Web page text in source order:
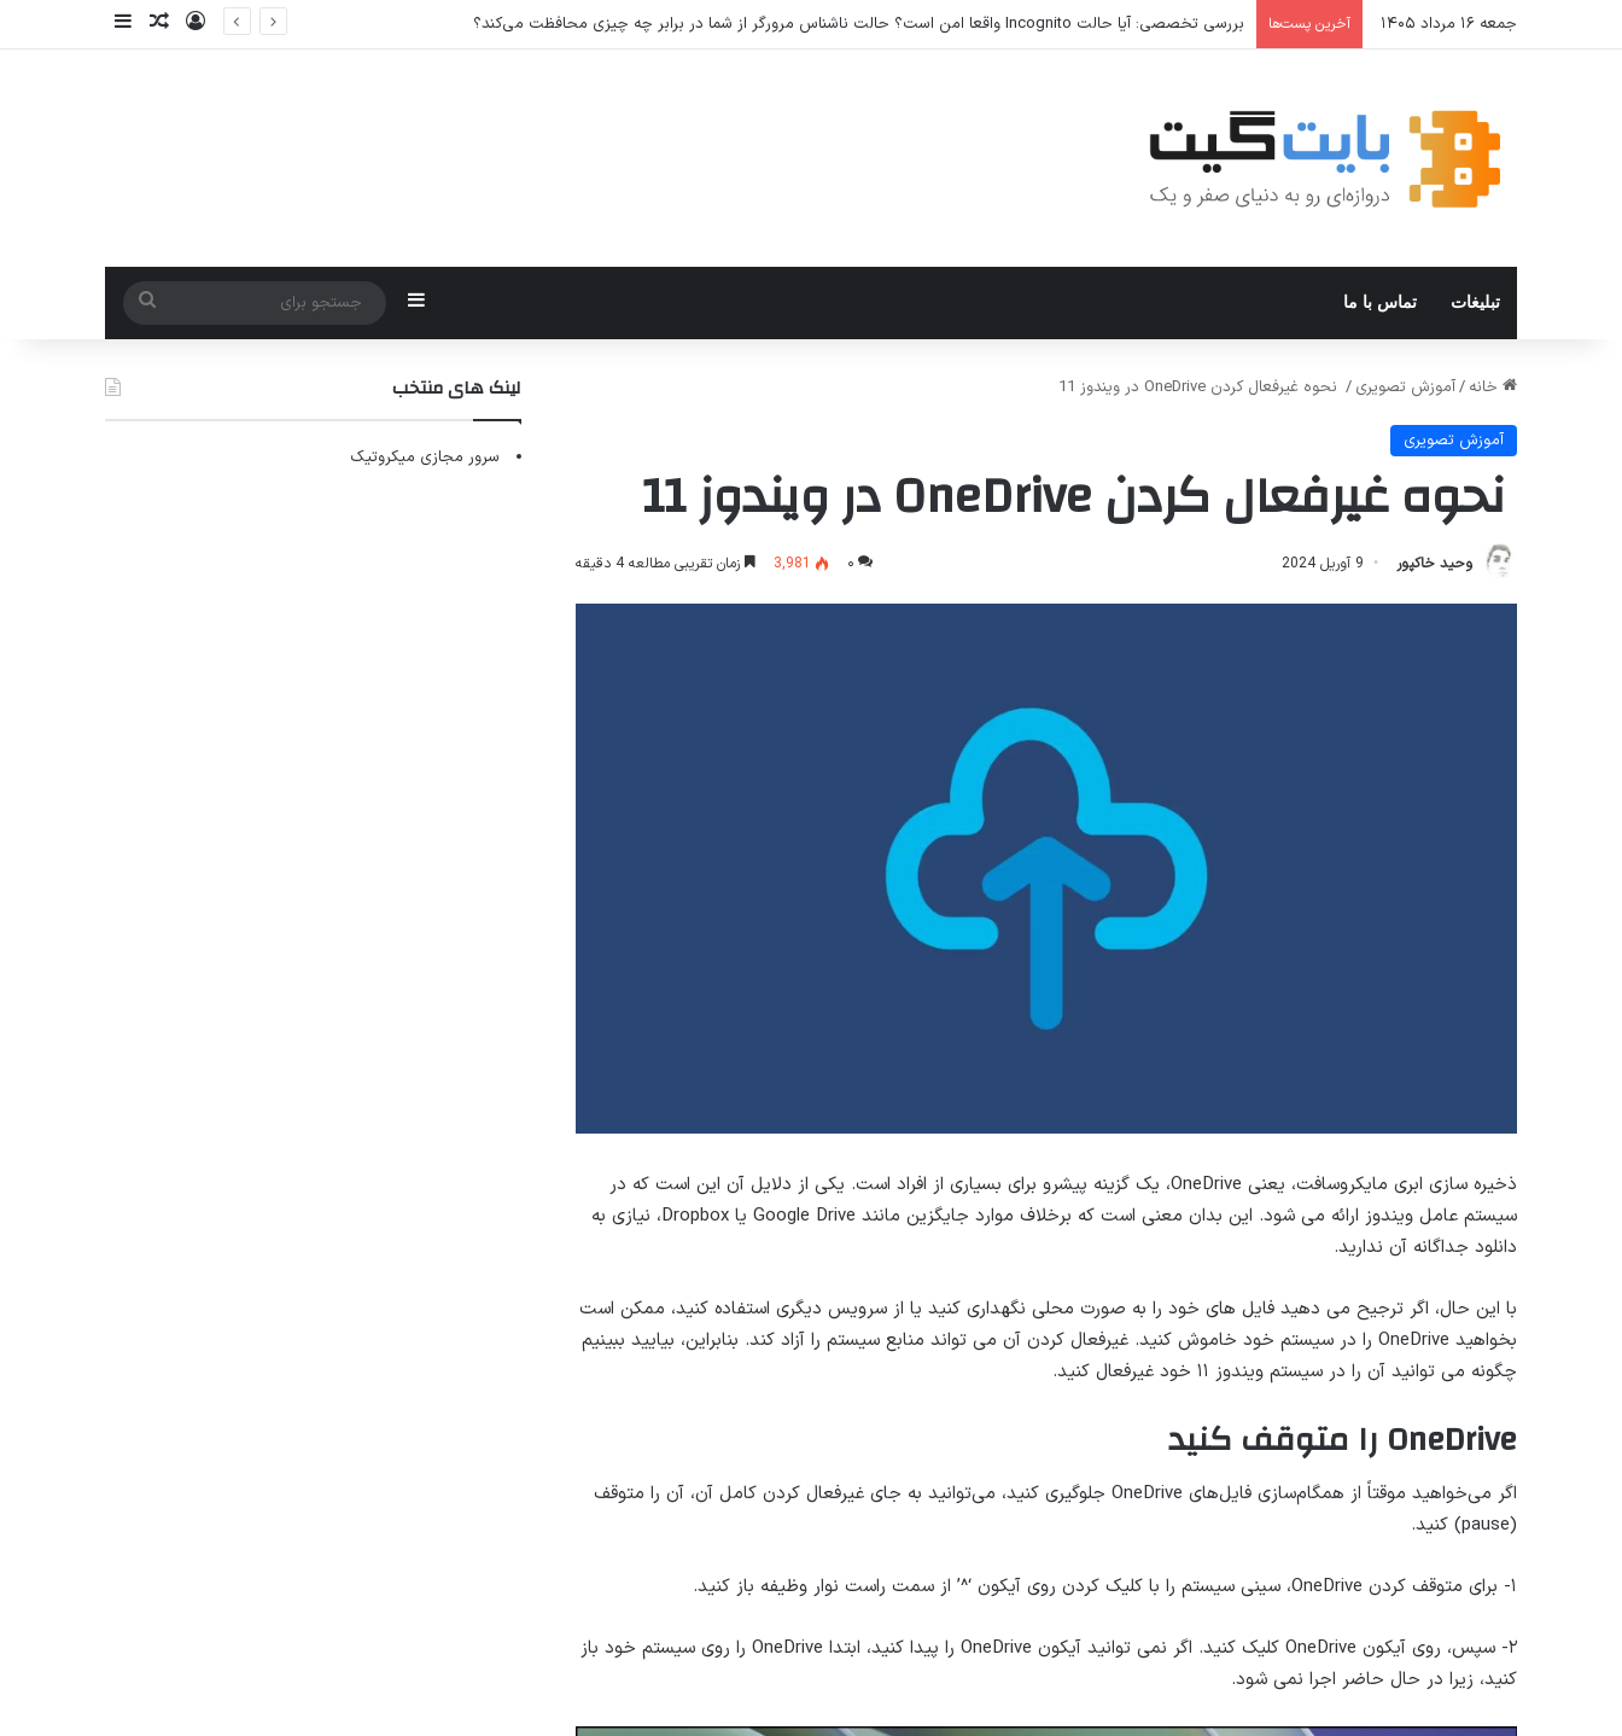
جمعه ۱۶ مرداد ۱۴۰۵ آخرین پست‌ها یونیتک؛ مرجع خرید عمده و خرده لوازم جانبی موبایل، کامپیوتر و تجهیزات دیجیتال ورودنوشته تصادفی
سایدبار
تبلیغات تماس با ما سایدبار
جستجو
برای
خانه /آموزش تصویری / نحوه غیرفعال کردن OneDrive در ویندوز 11
آموزش تصویری
نحوه غیرفعال کردن OneDrive در ویندوز 11
وحید خاکپور 9 آوریل 2024 ۰ 3,981 زمان تقریبی مطالعه 4 دقیقه
ذخیره سازی ابری مایکروسافت، یعنی OneDrive، یک گزینه پیشرو برای بسیاری از افراد است. یکی از دلایل آن این است که در
سیستم عامل ویندوز ارائه می شود. این بدان معنی است که برخلاف موارد جایگزین مانند Google Drive یا Dropbox، نیازی به
دانلود جداگانه آن ندارید.
با این حال، اگر ترجیح می دهید فایل های خود را به صورت محلی نگهداری کنید یا از سرویس دیگری استفاده کنید، ممکن است
بخواهید OneDrive را در سیستم خود خاموش کنید. غیرفعال کردن آن می تواند منابع سیستم را آزاد کند. بنابراین، بیایید ببینیم
چگونه می توانید آن را در سیستم ویندوز ۱۱ خود غیرفعال کنید.
OneDrive را متوقف کنید
اگر می‌خواهید موقتاً از همگام‌سازی فایل‌های OneDrive جلوگیری کنید، می‌توانید به جای غیرفعال کردن کامل آن، آن را متوقف
(pause) کنید.
۱- برای متوقف کردن OneDrive، سینی سیستم را با کلیک کردن روی آیکون ‘^’ از سمت راست نوار وظیفه باز کنید.
۲- سپس، روی آیکون OneDrive کلیک کنید. اگر نمی توانید آیکون OneDrive را پیدا کنید، ابتدا OneDrive را روی سیستم خود باز
کنید، زیرا در حال حاضر اجرا نمی شود.
لینک های منتخب
سرور مجازی میکروتیک